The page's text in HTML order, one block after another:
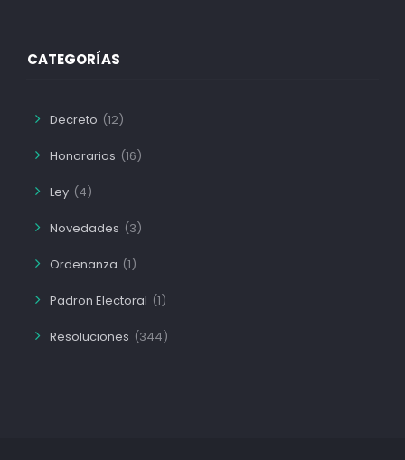
CATEGORÍAS
Decreto (12)
Honorarios (16)
Ley (4)
Novedades (3)
Ordenanza (1)
Padron Electoral (1)
Resoluciones (344)